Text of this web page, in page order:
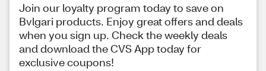
Join our loyalty program today to save on
Bvlgari products. Enjoy great offers and deals
when you sign up. Check the weekly deals
and download the CVS App today for
exclusive coupons!